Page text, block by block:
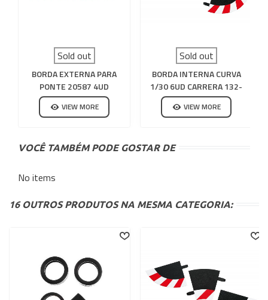
Sold out
BORDA EXTERNA PARA
PONTE 20587 4UD
CARRERA 132-124
VIEW MORE
Sold out
BORDA INTERNA CURVA
1/30 6UD CARRERA 132-
124
VIEW MORE
VOCÊ TAMBÉM PODE GOSTAR DE
No items
16 OUTROS PRODUTOS NA MESMA CATEGORIA: